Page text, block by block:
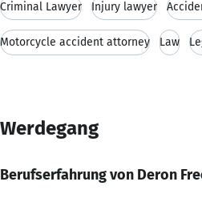
Criminal Lawyer Injury lawyer
Motorcycle accident attorney Law
Werdegang
Berufserfahrung von Deron